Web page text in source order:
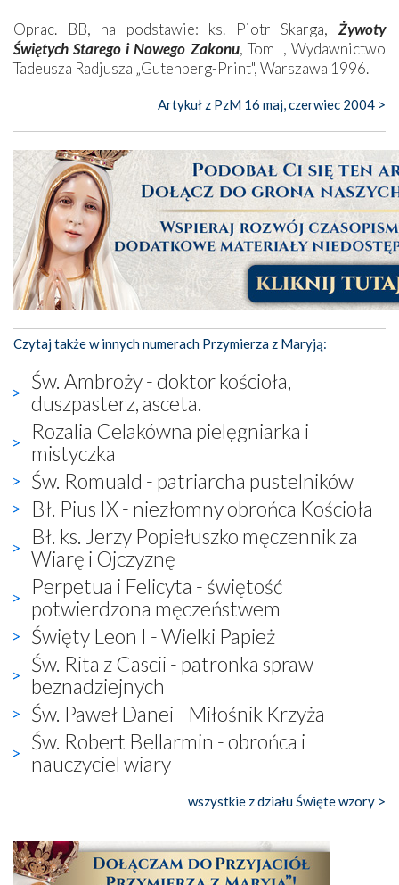
Oprac. BB, na podstawie: ks. Piotr Skarga, Żywoty
Świętych Starego i Nowego Zakonu, Tom I, Wydawnictwo
Tadeusza Radjusza „Gutenberg-Print", Warszawa 1996.
Artykuł z PzM 16 maj, czerwiec 2004 >
Czytaj także w innych numerach Przymierza z Maryją:
Św. Ambroży - doktor kościoła,
duszpasterz, asceta.
Rozalia Celakówna pielęgniarka i
mistyczka
Św. Romuald - patriarcha pustelników
Bł. Pius IX - niezłomny obrońca Kościoła
Bł. ks. Jerzy Popiełuszko męczennik za
Wiarę i Ojczyznę
Perpetua i Felicyta - świętość
potwierdzona męczeństwem
Święty Leon I - Wielki Papież
Św. Rita z Cascii - patronka spraw
beznadziejnych
Św. Paweł Danei - Miłośnik Krzyża
Św. Robert Bellarmin - obrońca i
nauczyciel wiary
wszystkie z działu Święte wzory >